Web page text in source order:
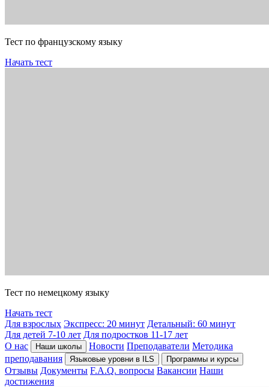
Тест по французскому языку
Начать тест
Тест по немецкому языку
Начать тест
Для взрослых Экспресс: 20 минут Детальный: 60 минут
Для детей 7-10 лет Для подростков 11-17 лет
О нас
Наши школы Новости Преподаватели Методика
преподавания
Языковые уровни в ILS Программы и курсы
Отзывы Документы F.A.Q. вопросы Вакансии Наши
достижения